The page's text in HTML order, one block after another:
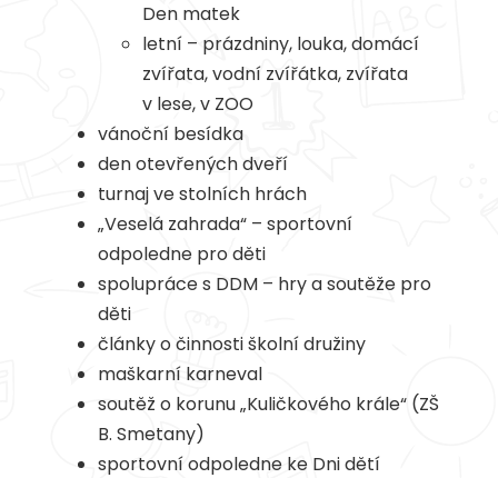
Den matek
letní – prázdniny, louka, domácí
zvířata, vodní zvířátka, zvířata
v lese, v ZOO
vánoční besídka
den otevřených dveří
turnaj ve stolních hrách
„Veselá zahrada“ – sportovní
odpoledne pro děti
spolupráce s DDM – hry a soutěže pro
děti
články o činnosti školní družiny
maškarní karneval
soutěž o korunu „Kuličkového krále“ (ZŠ
B. Smetany)
sportovní odpoledne ke Dni dětí